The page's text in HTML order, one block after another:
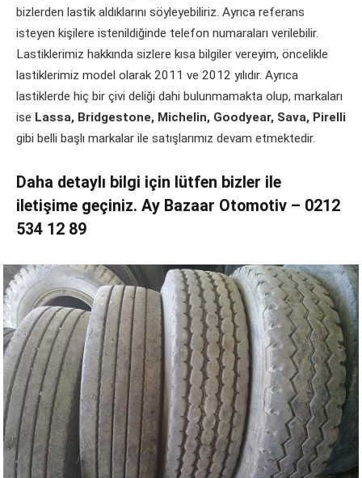
bizlerden lastik aldıklarını söyleyebiliriz. Ayrıca referans
isteyen kişilere istenildiğinde telefon numaraları verilebilir.
Lastiklerimiz hakkında sizlere kısa bilgiler vereyim, öncelikle
lastiklerimiz model olarak 2011 ve 2012 yılıdır. Ayrıca
lastiklerde hiç bir çivi deliği dahi bulunmamakta olup, markaları
ise Lassa, Bridgestone, Michelin, Goodyear, Sava, Pirelli
gibi belli başlı markalar ile satışlarımız devam etmektedir.
Daha detaylı bilgi için lütfen bizler ile
iletişime geçiniz. Ay Bazaar Otomotiv – 0212
534 12 89